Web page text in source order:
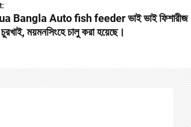
Bangla Auto fish feeder ভাই ভাই ফিশারীজ
চুরখাই, ময়মনসিংহে চালু করা হয়েছে।